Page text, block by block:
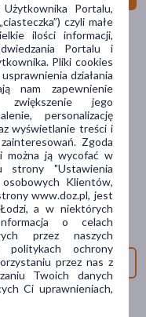
g zł
Portalu,
czyli małe
ilości informacji,
Portalu i
Pliki cookies
działania
nam zapewnienie
zwiększenie jego
personalizację
wyświetlanie treści i
Zgoda
można ją wycofać w
strony "Ustawienia
Klientów,
www.doz.pl, jest
a w niektórych
o celach
przez naszych
ochrony
przez nas z
Twoich danych
Ci uprawnieniach,